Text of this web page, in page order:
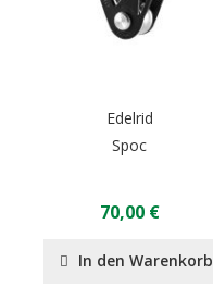
Edelrid
Spoc
70,00 €
In den Warenkorb